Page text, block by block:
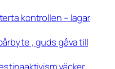
kontrollen – lagar
, guds gåva till